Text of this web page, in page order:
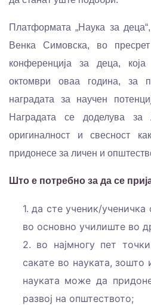
Платформата „Наука за
Венка Симовска, во
конференција за деца,
октомври оваа година, за
наградата за научен
Наградата се доделува за
оригиналност и свесност
придонесе за личен и
Што е потребно за да се
1. да сте ученик/
во основно училиште во
2. во најмногу пет
сакате во науката,
науката може да
развој на општеството;